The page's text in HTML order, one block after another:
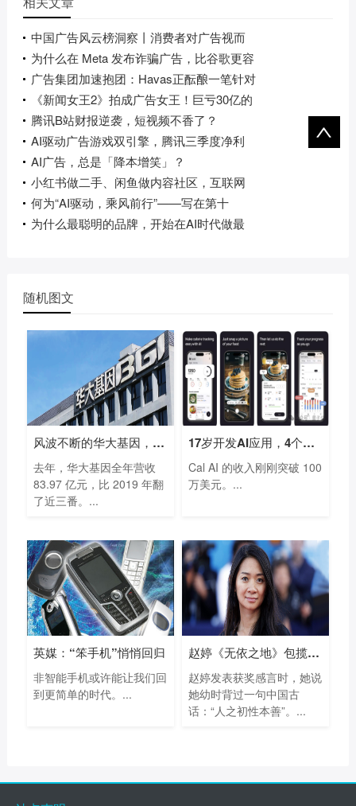
中国广告风云榜洞察丨消费者对广告视而
为什么在 Meta 发布诈骗广告，比谷歌更容
广告集团加速抱团：Havas正酝酿一笔针对
《新闻女王2》拍成广告女王！巨亏30亿的
腾讯B站财报逆袭，短视频不香了？
AI驱动广告游戏双引擎，腾讯三季度净利
AI广告，总是「降本增笑」？
小红书做二手、闲鱼做内容社区，互联网
何为“AI驱动，乘风前行”——写在第十
为什么最聪明的品牌，开始在AI时代做最
随机图文
风波不断的华大基因，凭什么一年多赚
去年，华大基因全年营收
83.97 亿元，比 2019 年翻
了近三番。...
17岁开发AI应用，4个月入账700万，开学第
Cal AI 的收入刚刚突破 100
万美元。...
英媒：“笨手机”悄悄回归
非智能手机或许能让我们回
到更简单的时代。...
赵婷《无依之地》包揽93届奥斯卡最佳导
赵婷发表获奖感言时，她说
她幼时背过一句中国古
话：“人之初性本善”。...